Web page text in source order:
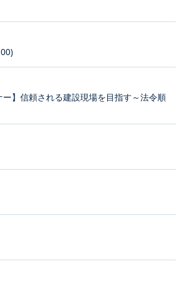
ー】信頼される建設現場を目指す～法令順